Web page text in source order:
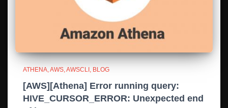
ATHENA AWS AWSCLI BLOG
[AWS][Athena] Error running query:
HIVE_CURSOR_ERROR: Unexpected end